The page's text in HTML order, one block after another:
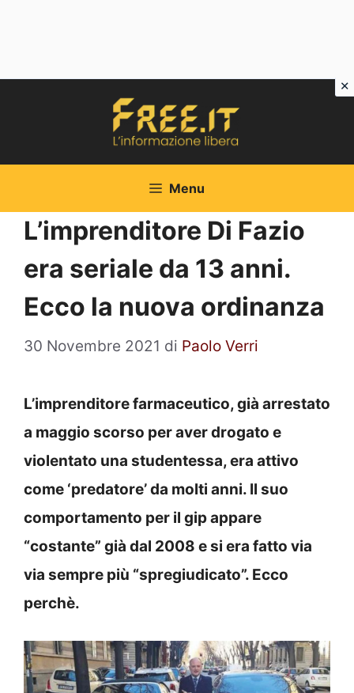
Menu
L’imprenditore Di Fazio
era seriale da 13 anni.
Ecco la nuova ordinanza
30 Novembre 2021 di Paolo Verri
L’imprenditore farmaceutico, già arrestato
a maggio scorso per aver drogato e
violentato una studentessa, era attivo
come ‘predatore’ da molti anni. Il suo
comportamento per il gip appare
“costante” già dal 2008 e si era fatto via
via sempre più “spregiudicato”. Ecco
perchè.